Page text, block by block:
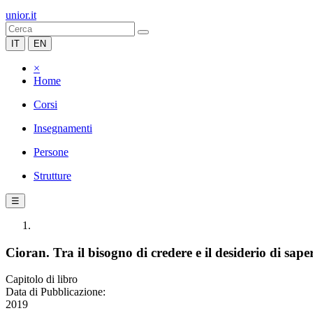
unior.it
IT EN
×
Home
Corsi
Insegnamenti
Persone
Strutture
☰
Cioran. Tra il bisogno di credere e il desiderio di
Capitolo di libro
Data di Pubblicazione:
2019